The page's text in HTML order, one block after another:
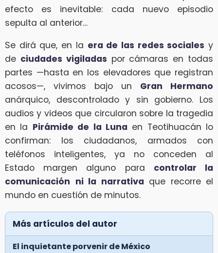
efecto es inevitable: cada nuevo episodio
sepulta al anterior…
Se dirá que, en la era de las redes sociales y
de ciudades vigiladas por cámaras en todas
partes —hasta en los elevadores que registran
acosos—, vivimos bajo un Gran Hermano
anárquico, descontrolado y sin gobierno. Los
audios y videos que circularon sobre la tragedia
en la Pirámide de la Luna en Teotihuacán lo
confirman: los ciudadanos, armados con
teléfonos inteligentes, ya no conceden al
Estado margen alguno para controlar la
comunicación ni la narrativa que recorre el
mundo en cuestión de minutos.
Más artículos del autor
El inquietante porvenir de México